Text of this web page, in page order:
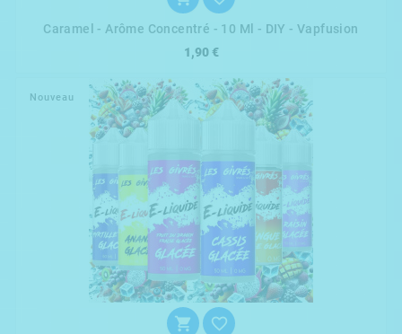
Caramel - Arôme Concentré - 10 Ml - DIY - Vapfusion
1,90 €
Nouveau
 